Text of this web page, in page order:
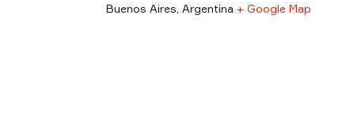
Buenos Aires Argentina + Google Map